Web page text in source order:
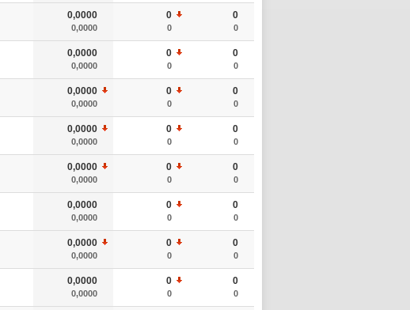
0,0000
0,0000
0
0
0
0
0,0000
0,0000
0
0
0
0
0,0000
0,0000
0
0
0
0
0,0000
0,0000
0
0
0
0
0,0000
0,0000
0
0
0
0
0,0000
0,0000
0
0
0
0
0,0000
0,0000
0
0
0
0
0,0000
0,0000
0
0
0
0